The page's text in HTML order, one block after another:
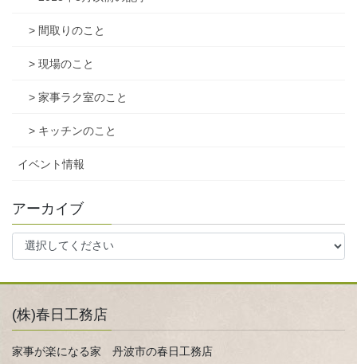
> 間取りのこと
> 現場のこと
> 家事ラク室のこと
> キッチンのこと
イベント情報
アーカイブ
(株)春日工務店
家事が楽になる家 丹波市の春日工務店